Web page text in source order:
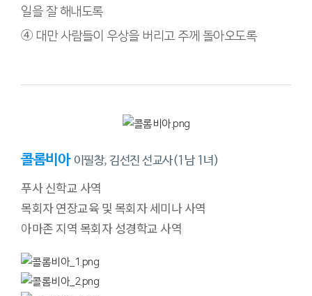
일을 잘 해내도록
④ 대만 사람들이 우상을 버리고 주께 돌아오도록
콜롬비아 이필창, 김선진 선교사(1남 1녀)
푸사 신학교 사역
목회자 연장교육 및 목회자 세미나 사역
아마존 지역 목회자 성경학교 사역